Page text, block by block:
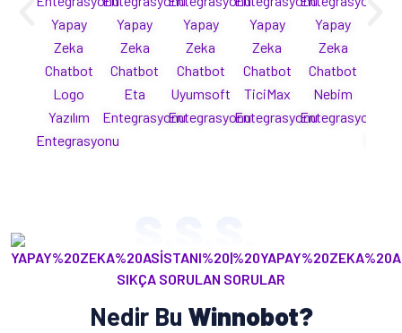
Yapay
Zeka
Chatbot
Logo
Yazılım
Entegrasyonu
Yapay
Zeka
Chatbot
Eta
Entegrasyonu
Yapay
Zeka
Chatbot
Uyumsoft
Entegrasyonu
Yapay
Zeka
Chatbot
TiciMax
Entegrasyonu
Yapay
Zeka
Chatbot
Nebim
Entegrasyonu
SIKÇA SORULAN SORULAR
Nedir Bu Winnobot?